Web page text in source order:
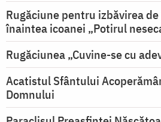
Rugăciune pentru izbăvirea
înaintea icoanei „Potirul
Rugăciunea „Cuvine-se cu
Acatistul Sfântului
Domnului